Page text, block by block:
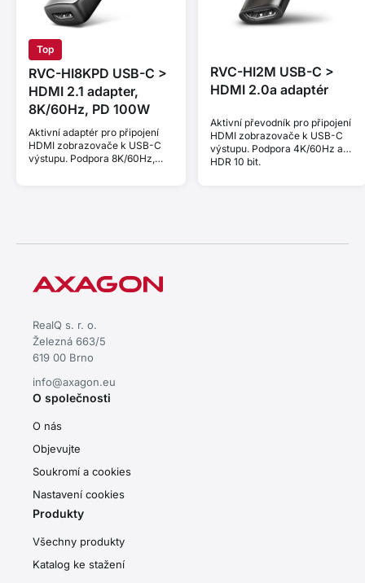
Top
RVC-HI8KPD USB-C >
HDMI 2.1 adapter,
8K/60Hz, PD 100W
Aktivní adaptér pro připojení
HDMI zobrazovače k USB-C
výstupu. Podpora 8K/60Hz,
RVC-HI2M USB-C >
HDMI 2.0a adaptér
Aktivní převodník pro připojení
HDMI zobrazovače k USB-C
výstupu. Podpora 4K/60Hz a
HDR 10 bit.
RealQ s. r. o.
Železná 663/5
619 00 Brno
info@axagon.eu
O společnosti
O nás
Objevujte
Soukromí a cookies
Nastavení cookies
Produkty
Všechny produkty
Katalog ke stažení